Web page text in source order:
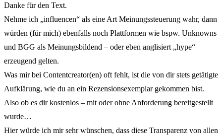
Danke für den Text.
Nehme ich „influencen“ als eine Art Meinungssteuerung wahr, dann
würden (für mich) ebenfalls noch Plattformen wie bspw. Unknowns
und BGG als Meinungsbildend – oder eben anglisiert „hype“
erzeugend gelten.
Was mir bei Contentcreator(en) oft fehlt, ist die von dir stets getätigte
Aufklärung, wie du an ein Rezensionsexemplar gekommen bist.
Also ob es dir kostenlos – mit oder ohne Anforderung bereitgestellt
wurde…
Hier würde ich mir sehr wünschen, dass diese Transparenz von allen